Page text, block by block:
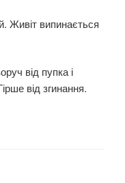
Живіт випинається
від пупка і
від згинання.